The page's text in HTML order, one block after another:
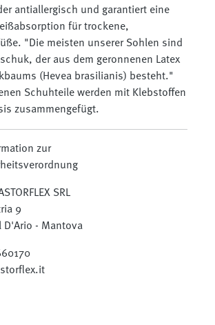
antiallergisch und garantiert eine
für trockene,
"Die meisten unserer Sohlen sind
der aus dem geronnenen Latex
(Hevea brasilianis) besteht."
Schuhteile werden mit Klebstoffen
zusammengefügt.
zur
SRL
9
D'Ario - Mantova